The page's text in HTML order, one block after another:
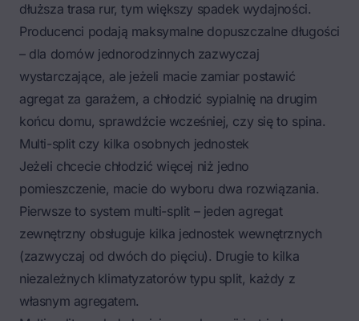
dłuższa trasa rur, tym większy spadek wydajności.
Producenci podają maksymalne dopuszczalne długości
– dla domów jednorodzinnych zazwyczaj
wystarczające, ale jeżeli macie zamiar postawić
agregat za garażem, a chłodzić sypialnię na drugim
końcu domu, sprawdźcie wcześniej, czy się to spina.
Multi-split czy kilka osobnych jednostek
Jeżeli chcecie chłodzić więcej niż jedno
pomieszczenie, macie do wyboru dwa rozwiązania.
Pierwsze to system multi-split – jeden agregat
zewnętrzny obsługuje kilka jednostek wewnętrznych
(zazwyczaj od dwóch do pięciu). Drugie to kilka
niezależnych klimatyzatorów typu split, każdy z
własnym agregatem.